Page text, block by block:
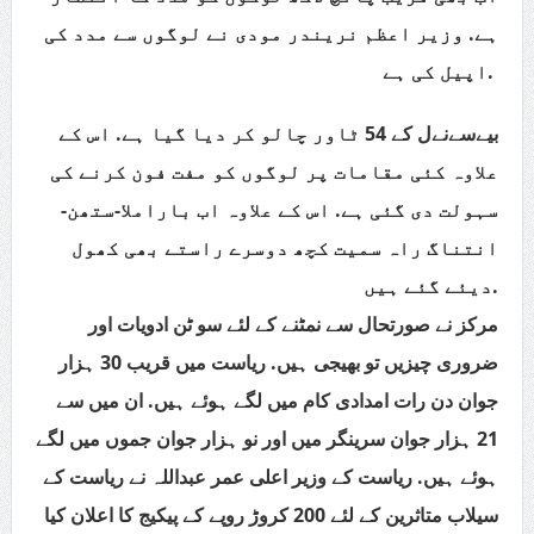
ہے. وزیر اعظم نریندر مودی نے لوگوں سے مدد کی
اپیل کی ہے.
بيےسےنےل کے 54 ٹاور چالو کر دیا گیا ہے. اس کے
علاوہ کئی مقامات پر لوگوں کو مفت فون کرنے کی
سہولت دی گئی ہے. اس کے علاوہ اب باراملا-ستھن-
انتناگ راہ سمیت کچھ دوسرے راستے بھی کھول
دیئے گئے ہیں.
مرکز نے صورتحال سے نمٹنے کے لئے سو ٹن ادویات اور
ضروری چیزیں تو بھیجی ہیں. ریاست میں قریب 30 ہزار
جوان دن رات امدادی کام میں لگے ہوئے ہیں. ان میں سے
21 ہزار جوان سرینگر میں اور نو ہزار جوان جموں میں لگے
ہوئے ہیں. ریاست کے وزیر اعلی عمر عبداللہ نے ریاست کے
سیلاب متاثرین کے لئے 200 کروڑ روپے کے پیکیج کا اعلان کیا